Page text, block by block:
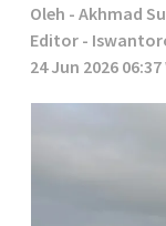
Oleh - Akhmad
Editor -
24 Jun 2026 06:37